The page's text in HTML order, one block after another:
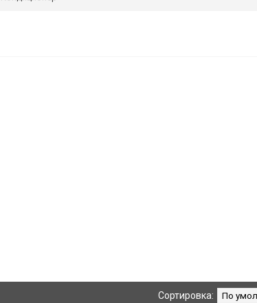
Сортировка: